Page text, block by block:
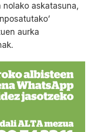
askatasuna,
aurka